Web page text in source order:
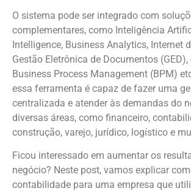
O sistema pode ser integrado com
complementares, como Inteligência
Intelligence, Business Analytics, Internet
Gestão Eletrônica de Documentos (GED),
Business Process Management (BPM)
essa ferramenta é capaz de fazer uma
centralizada e atender às demandas do
diversas áreas, como financeiro,
construção, varejo, jurídico, logístico e
Ficou interessado em aumentar os
negócio? Neste post, vamos explicar
contabilidade para uma empresa que